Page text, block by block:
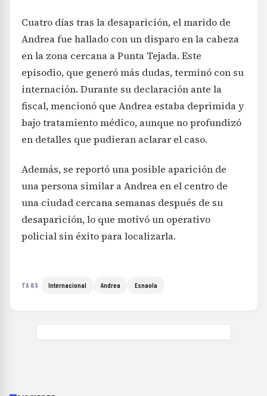
Cuatro días tras la desaparición, el marido de
Andrea fue hallado con un disparo en la cabeza
en la zona cercana a Punta Tejada. Este
episodio, que generó más dudas, terminó con su
internación. Durante su declaración ante la
fiscal, mencionó que Andrea estaba deprimida y
bajo tratamiento médico, aunque no profundizó
en detalles que pudieran aclarar el caso.
Además, se reportó una posible aparición de
una persona similar a Andrea en el centro de
una ciudad cercana semanas después de su
desaparición, lo que motivó un operativo
policial sin éxito para localizarla.
TAGS Internacional Andrea Esnaola